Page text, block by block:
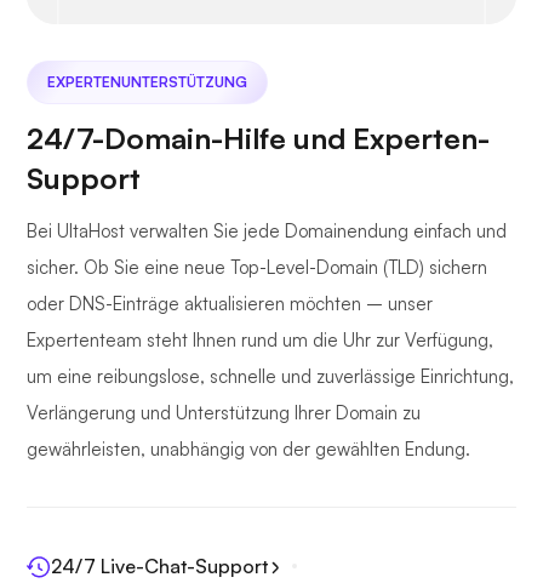
EXPERTENUNTERSTÜTZUNG
24/7-Domain-Hilfe und Experten-
Support
Bei UltaHost verwalten Sie jede Domainendung einfach und
sicher. Ob Sie eine neue Top-Level-Domain (TLD) sichern
oder DNS-Einträge aktualisieren möchten – unser
Expertenteam steht Ihnen rund um die Uhr zur Verfügung,
um eine reibungslose, schnelle und zuverlässige Einrichtung,
Verlängerung und Unterstützung Ihrer Domain zu
gewährleisten, unabhängig von der gewählten Endung.
24/7 Live-Chat-Support